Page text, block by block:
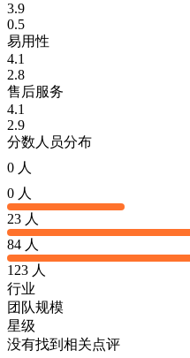
3.9
0.5
易用性
4.1
2.8
售后服务
4.1
2.9
分数人员分布
0 人
0 人
23 人
84 人
123 人
行业
团队规模
星级
没有找到相关点评